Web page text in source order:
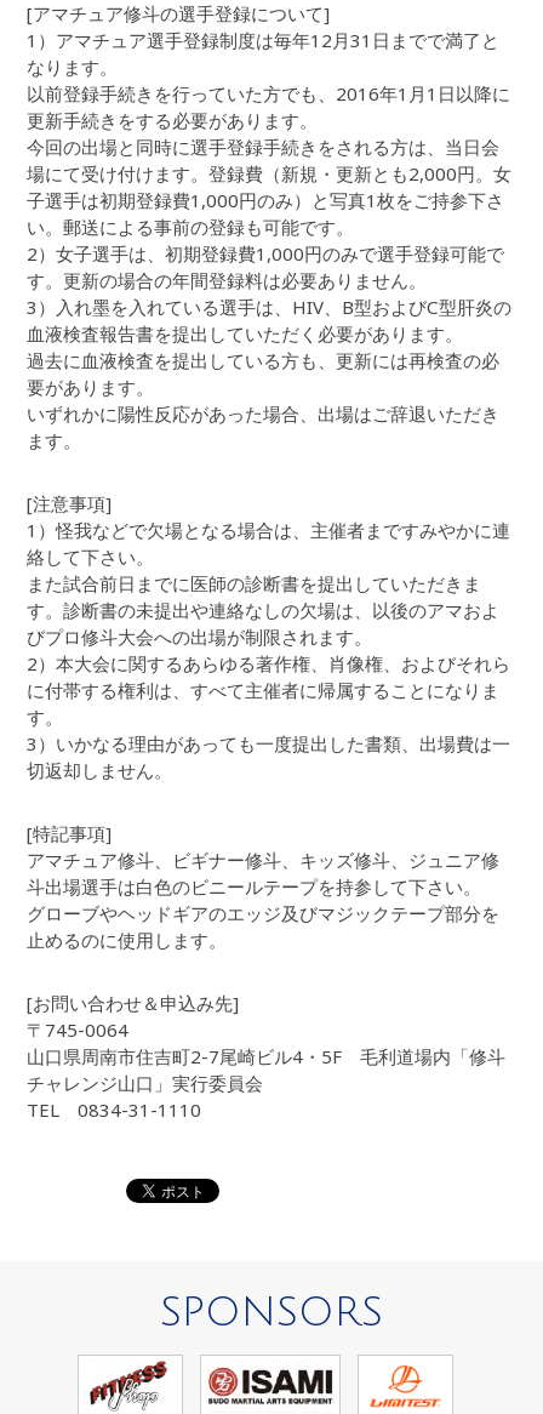
[アマチュア修斗の選手登録について]
1）アマチュア選手登録制度は毎年12月31日までで満了と
なります。
以前登録手続きを行っていた方でも、2016年1月1日以降に
更新手続きをする必要があります。
今回の出場と同時に選手登録手続きをされる方は、当日会
場にて受け付けます。登録費（新規・更新とも2,000円。女
子選手は初期登録費1,000円のみ）と写真1枚をご持参下さ
い。郵送による事前の登録も可能です。
2）女子選手は、初期登録費1,000円のみで選手登録可能で
す。更新の場合の年間登録料は必要ありません。
3）入れ墨を入れている選手は、HIV、B型およびC型肝炎の
血液検査報告書を提出していただく必要があります。
過去に血液検査を提出している方も、更新には再検査の必
要があります。
いずれかに陽性反応があった場合、出場はご辞退いただき
ます。
[注意事項]
1）怪我などで欠場となる場合は、主催者まですみやかに連
絡して下さい。
また試合前日までに医師の診断書を提出していただきま
す。診断書の未提出や連絡なしの欠場は、以後のアマおよ
びプロ修斗大会への出場が制限されます。
2）本大会に関するあらゆる著作権、肖像権、およびそれら
に付帯する権利は、すべて主催者に帰属することになりま
す。
3）いかなる理由があっても一度提出した書類、出場費は一
切返却しません。
[特記事項]
アマチュア修斗、ビギナー修斗、キッズ修斗、ジュニア修
斗出場選手は白色のビニールテープを持参して下さい。
グローブやヘッドギアのエッジ及びマジックテープ部分を
止めるのに使用します。
[お問い合わせ＆申込み先]
〒745-0064
山口県周南市住吉町2-7尾崎ビル4・5F 毛利道場内「修斗
チャレンジ山口」実行委員会
TEL 0834-31-1110
SPONSORS